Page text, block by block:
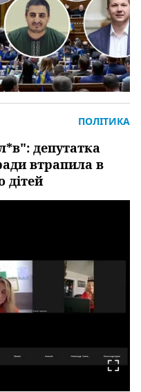
депутатка
втрапила в
дітей
ПОЛІТИКА